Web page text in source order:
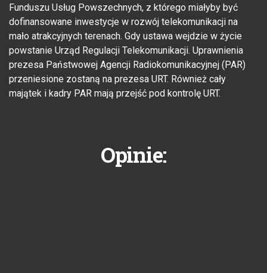
Funduszu Usług Powszechnych, z którego miałyby być
dofinansowane inwestycje w rozwój telekomunikacji na
mało atrakcyjnych terenach. Gdy ustawa wejdzie w życie
powstanie Urząd Regulacji Telekomunikacji. Uprawnienia
prezesa Państwowej Agencji Radiokomunikacyjnej (PAR)
przeniesione zostaną na prezesa URT. Również cały
majątek i kadry PAR mają przejść pod kontrolę URT.
Opinie: